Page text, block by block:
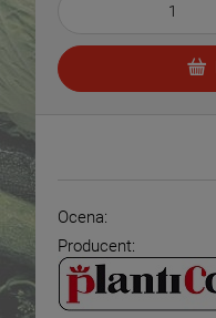
Ocena:
Producent: